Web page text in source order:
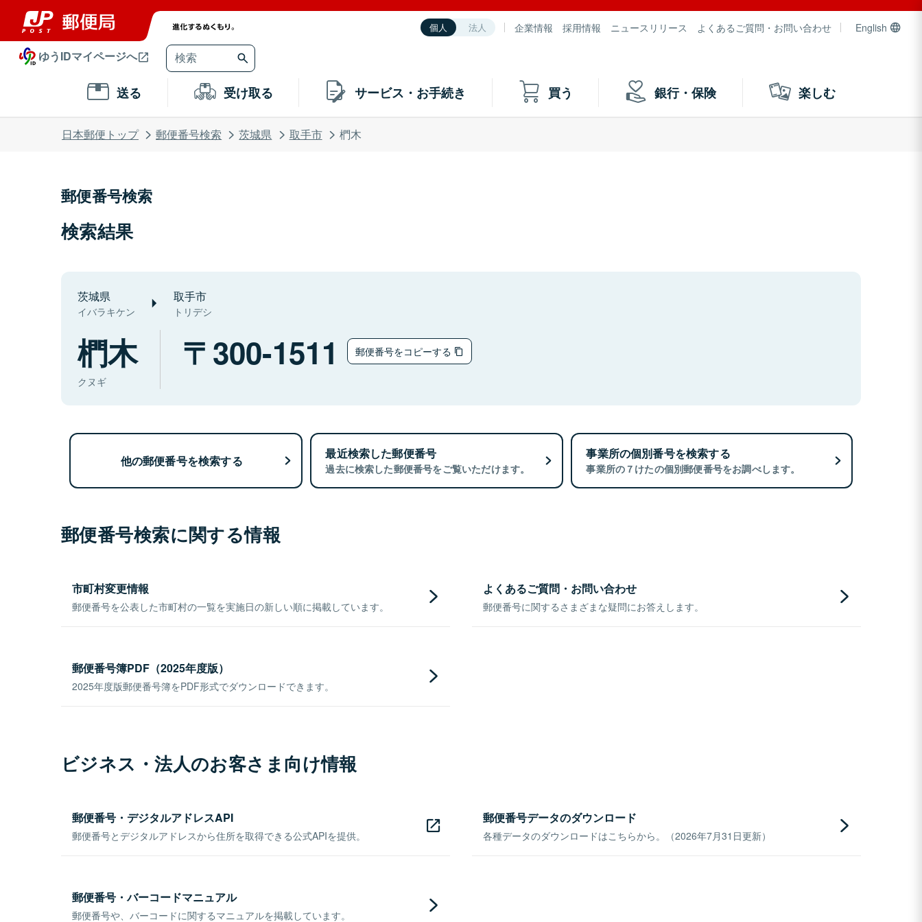
個人 法人 企業情報 採用情報 ニュースリリース よくあるご質問・お問い合わせ English
ゆうIDマイページへ
送る 受け取る サービス・お手続き 買う 銀行・保険 楽しむ
日本郵便トップ 郵便番号検索 茨城県 取手市 椚木
郵便番号検索
検索結果
茨城県
イバラキケン
取手市
トリデシ
椚木
クヌギ
300-1511 郵便番号をコピーする
他の郵便番号を検索する 最近検索した郵便番号
過去に検索した郵便番号をご覧いただけます。
事業所の個別番号を検索する
事業所の７けたの個別郵便番号をお調べします。
郵便番号検索に関する情報
市町村変更情報
郵便番号を公表した市町村の一覧を実施日の新しい順に掲載しています。
よくあるご質問・お問い合わせ
郵便番号に関するさまざまな疑問にお答えします。
郵便番号簿PDF（2025年度版）
2025年度版郵便番号簿をPDF形式でダウンロードできます。
ビジネス・法人のお客さま向け情報
郵便番号・デジタルアドレスAPI
郵便番号とデジタルアドレスから住所を取得できる公式APIを提供。
郵便番号データのダウンロード
各種データのダウンロードはこちらから。（2026年7月31日更新）
郵便番号・バーコードマニュアル
郵便番号や、バーコードに関するマニュアルを掲載しています。